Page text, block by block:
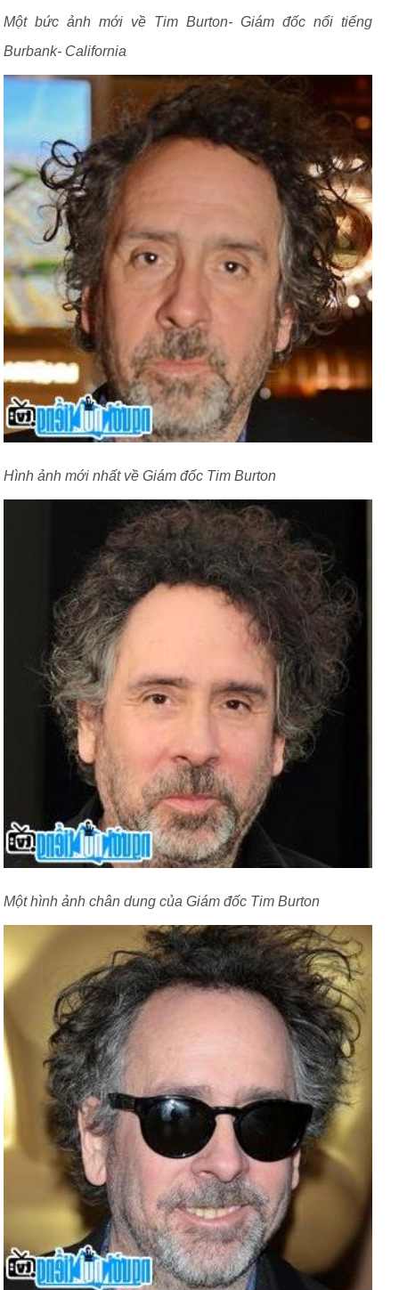
Một bức ảnh mới về Tim Burton- Giám đốc nổi tiếng
Burbank- California
Hình ảnh mới nhất về Giám đốc Tim Burton
Một hình ảnh chân dung của Giám đốc Tim Burton